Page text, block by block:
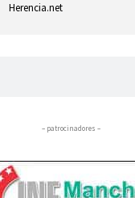
Herencia.net
– patrocinadores –